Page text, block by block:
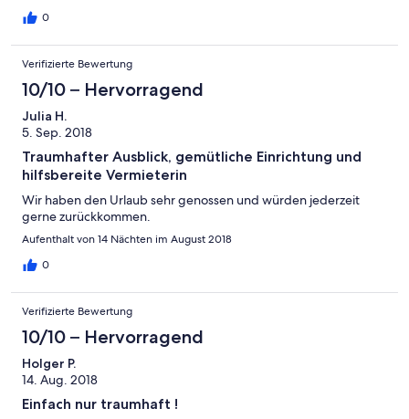
0
Verifizierte Bewertung
10/10 – Hervorragend
Julia H.
5. Sep. 2018
Traumhafter Ausblick, gemütliche Einrichtung und
hilfsbereite Vermieterin
Wir haben den Urlaub sehr genossen und würden jederzeit
gerne zurückkommen.
Aufenthalt von 14 Nächten im August 2018
0
Verifizierte Bewertung
10/10 – Hervorragend
Holger P.
14. Aug. 2018
Einfach nur traumhaft !